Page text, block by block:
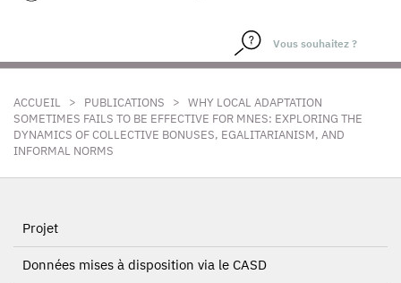
ACCUEIL > PUBLICATIONS > WHY LOCAL ADAPTATION
SOMETIMES FAILS TO BE EFFECTIVE FOR MNES: EXPLORING THE
DYNAMICS OF COLLECTIVE BONUSES, EGALITARIANISM, AND
INFORMAL NORMS
Projet
Données mises à disposition via le CASD